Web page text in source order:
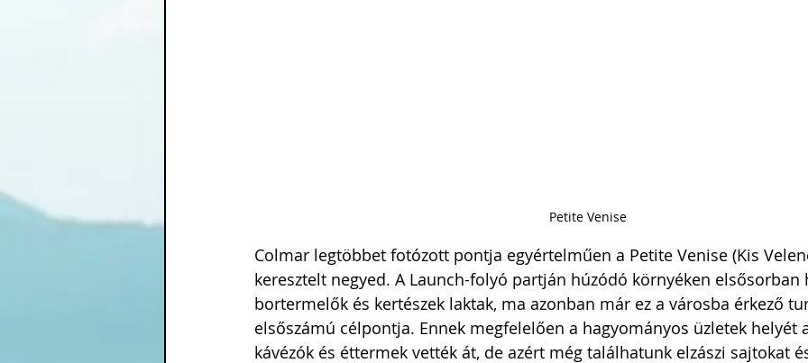
Petite Venise
Colmar legtöbbet fotózott pontja egyértelműen a Petite Venise (Kis
keresztelt negyed. A Launch-folyó partján húzódó környéken elsősorban
bortermelők és kertészek laktak, ma azonban már ez a városba érkező
elsőszámú célpontja. Ennek megfelelően a hagyományos üzletek helyét
kávézók és éttermek vették át, de azért még találhatunk elzászi sajtokat